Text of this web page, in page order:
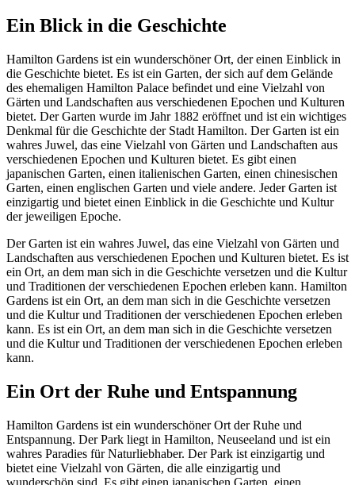
Ein Blick in die Geschichte
Hamilton Gardens ist ein wunderschöner Ort, der einen Einblick in
die Geschichte bietet. Es ist ein Garten, der sich auf dem Gelände
des ehemaligen Hamilton Palace befindet und eine Vielzahl von
Gärten und Landschaften aus verschiedenen Epochen und Kulturen
bietet. Der Garten wurde im Jahr 1882 eröffnet und ist ein wichtiges
Denkmal für die Geschichte der Stadt Hamilton. Der Garten ist ein
wahres Juwel, das eine Vielzahl von Gärten und Landschaften aus
verschiedenen Epochen und Kulturen bietet. Es gibt einen
japanischen Garten, einen italienischen Garten, einen chinesischen
Garten, einen englischen Garten und viele andere. Jeder Garten ist
einzigartig und bietet einen Einblick in die Geschichte und Kultur
der jeweiligen Epoche.
Der Garten ist ein wahres Juwel, das eine Vielzahl von Gärten und
Landschaften aus verschiedenen Epochen und Kulturen bietet. Es ist
ein Ort, an dem man sich in die Geschichte versetzen und die Kultur
und Traditionen der verschiedenen Epochen erleben kann. Hamilton
Gardens ist ein Ort, an dem man sich in die Geschichte versetzen
und die Kultur und Traditionen der verschiedenen Epochen erleben
kann. Es ist ein Ort, an dem man sich in die Geschichte versetzen
und die Kultur und Traditionen der verschiedenen Epochen erleben
kann.
Ein Ort der Ruhe und Entspannung
Hamilton Gardens ist ein wunderschöner Ort der Ruhe und
Entspannung. Der Park liegt in Hamilton, Neuseeland und ist ein
wahres Paradies für Naturliebhaber. Der Park ist einzigartig und
bietet eine Vielzahl von Gärten, die alle einzigartig und
wunderschön sind. Es gibt einen japanischen Garten, einen